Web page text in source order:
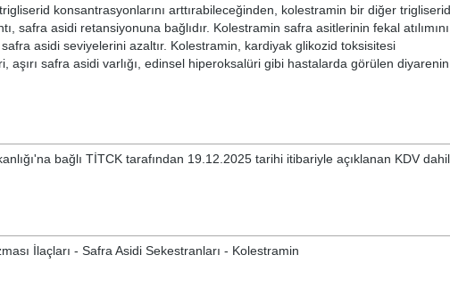
konsantrasyonlarını arttırabileceğinden, kolestramin bir diğer trigliserid
safra asidi retansiyonuna bağlıdır. Kolestramin safra asitlerinin fekal atılımını
asidi seviyelerini azaltır. Kolestramin, kardiyak glikozid toksisitesi
aşırı safra asidi varlığı, edinsel hiperoksalüri gibi hastalarda görülen diyarenin
bağlı TİTCK tarafından 19.12.2025 tarihi itibariyle açıklanan KDV dahil
İlaçları - Safra Asidi Sekestranları - Kolestramin